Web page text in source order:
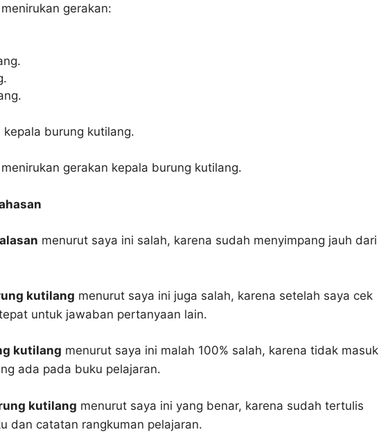
gerakan:
burung kutilang.
gerakan kepala burung kutilang.
menurut saya ini salah, karena sudah menyimpang jauh dari
kutilang menurut saya ini juga salah, karena setelah saya cek
untuk jawaban pertanyaan lain.
kutilang menurut saya ini malah 100% salah, karena tidak masuk
ada pada buku pelajaran.
kutilang menurut saya ini yang benar, karena sudah tertulis
dan catatan rangkuman pelajaran.